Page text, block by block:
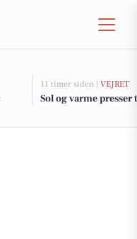
11 timer siden | VEJRET
Sol og varme